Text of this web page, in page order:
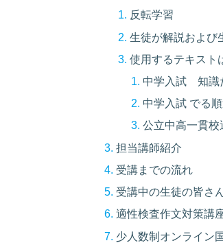
反転学習
生徒が解説および
使用するテキスト
中学入試 知識
中学入試 でる
公立中高一貫
担当講師紹介
受講までの流れ
受講中の生徒の皆さ
適性検査作文対策講
少人数制オンライン